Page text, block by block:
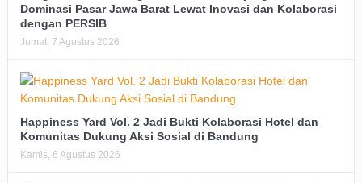
Dominasi Pasar Jawa Barat Lewat Inovasi dan Kolaborasi
dengan PERSIB
Jumat, 7 Agustus 2026
Happiness Yard Vol. 2 Jadi Bukti Kolaborasi Hotel dan
Komunitas Dukung Aksi Sosial di Bandung
Kamis, 6 Agustus 2026